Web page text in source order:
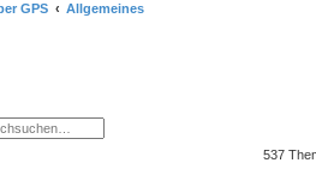
GPS Allgemeines
537